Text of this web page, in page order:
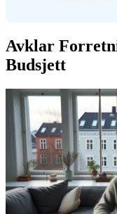
Avklar
Budsjett